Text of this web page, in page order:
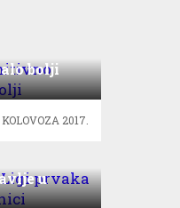
bolji
2017.
u